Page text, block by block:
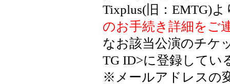
Tixplus(旧：EMTG)よ
のお手続き詳細をご
なお該当公演のチケ
TG ID>に登録してい
※メールアドレスの